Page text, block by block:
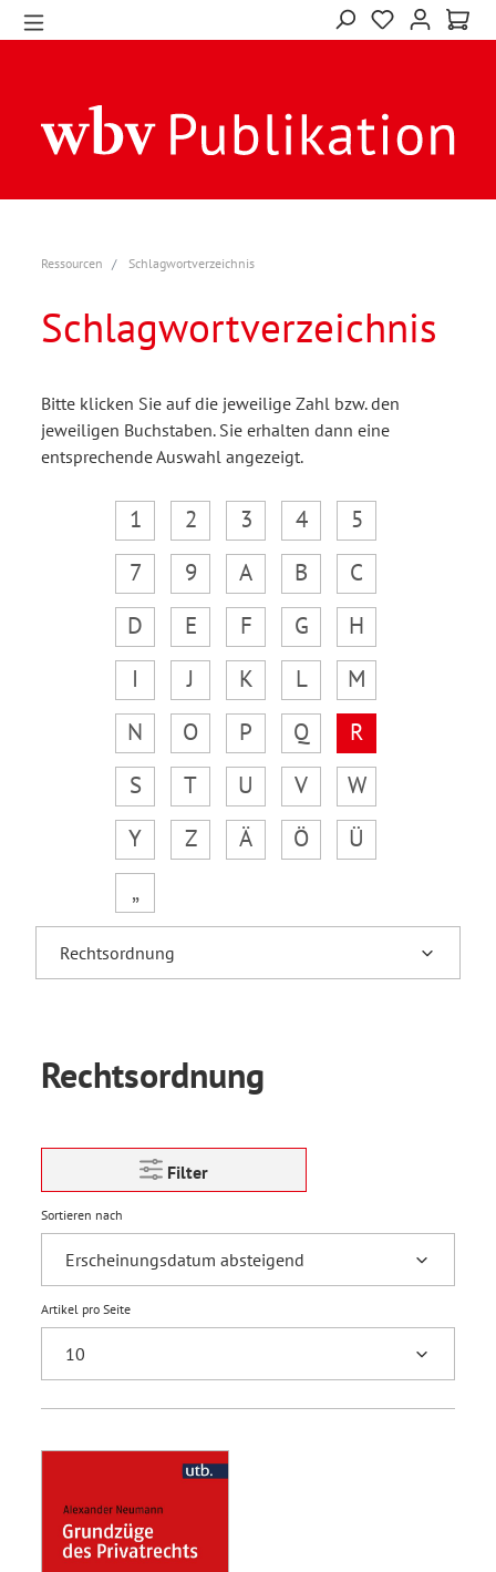
Ressourcen Schlagwortverzeichnis
Schlagwortverzeichnis
Bitte klicken Sie auf die jeweilige Zahl bzw. den
jeweiligen Buchstaben. Sie erhalten dann eine
entsprechende Auswahl angezeigt.
1 2 3 4
5
7
9 A B
C
D
E F G
H
I
J K L
M
N
O P Q
R
S
T U V
W
Y
Z Ä Ö
Ü
„
Rechtsordnung
Filter
Sortieren nach
Artikel pro Seite